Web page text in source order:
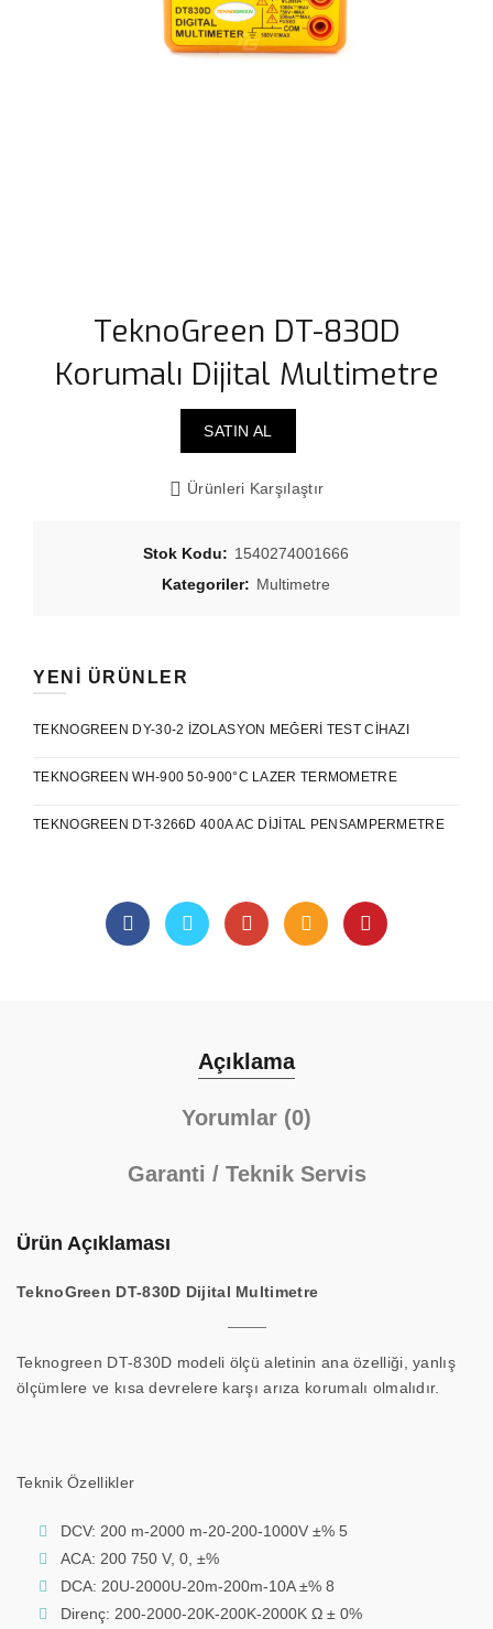
TeknoGreen DT-830D
Korumalı Dijital Multimetre
SATIN AL
Ürünleri Karşılaştır
Stok Kodu: 1540274001666
Kategoriler: Multimetre
YENI ÜRÜNLER
TEKNOGREEN DY-30-2 İZOLASYON MEĞERI TEST CIHAZI
TEKNOGREEN WH-900 50-900°C LAZER TERMOMETRE
TEKNOGREEN DT-3266D 400A AC DIJITAL PENSAMPERMETRE
Açıklama
Yorumlar (0)
Garanti / Teknik Servis
Ürün Açıklaması
TeknoGreen DT-830D Dijital Multimetre
Teknogreen DT-830D modeli ölçü aletinin ana özelliği, yanlış
ölçümlere ve kısa devrelere karşı arıza korumalı olmalıdır.
Teknik Özellikler
DCV: 200 m-2000 m-20-200-1000V ±% 5
ACA: 200 750 V, 0, ±%
DCA: 20U-2000U-20m-200m-10A ±% 8
Direnç: 200-2000-20K-200K-2000K Ω ± 0%